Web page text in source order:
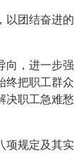
团结奋进的
，进一步强
终把职工群众
决职工急难愁
项规定及其实